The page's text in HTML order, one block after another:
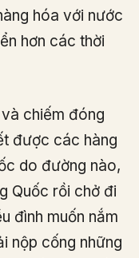
hóa với nước
hơn các thời
chiếm đóng
được các hàng
do đường nào,
Quốc rồi chở đi
đình muốn nắm
nộp cống những